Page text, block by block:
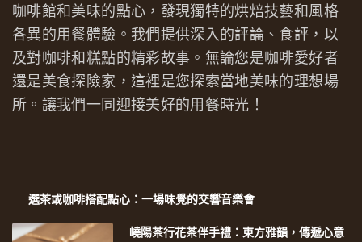
咖啡館和美味的點心，發現獨特的烘焙技藝和風格
各異的用餐體驗。我們提供深入的評論、食評，以
及對咖啡和糕點的精彩故事。無論您是咖啡愛好者
還是美食探險家，這裡是您探索當地美味的理想場
所。讓我們一同迎接美好的用餐時光！
選茶或咖啡搭配點心：一場味覺的交響音樂會
嶢陽茶行花茶伴手禮：東方雅韻，傳遞心意